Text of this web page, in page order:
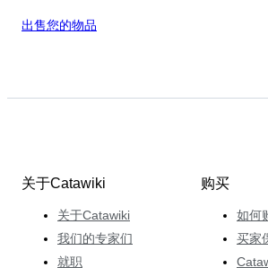
出售您的物品
关于Catawiki
关于Catawiki
我们的专家们
就职
购买
如何
买家